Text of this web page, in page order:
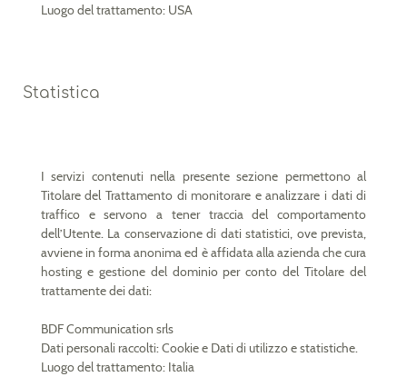
Luogo del trattamento: USA
Statistica
I servizi contenuti nella presente sezione permettono al
Titolare del Trattamento di monitorare e analizzare i dati di
traffico e servono a tener traccia del comportamento
dell’Utente. La conservazione di dati statistici, ove prevista,
avviene in forma anonima ed è affidata alla azienda che cura
hosting e gestione del dominio per conto del Titolare del
trattamente dei dati:
BDF Communication srls
Dati personali raccolti: Cookie e Dati di utilizzo e statistiche.
Luogo del trattamento: Italia